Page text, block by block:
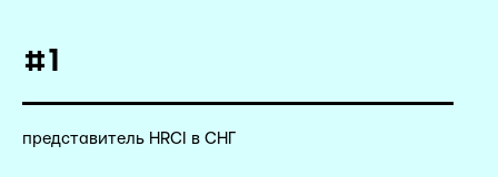
#1
представитель HRCI в СНГ